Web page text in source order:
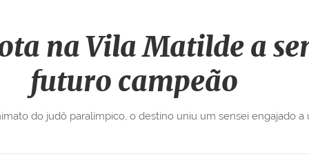
na Vila Matilde a
futuro campeão
do judô paralímpico, o destino uniu um sensei engajado a